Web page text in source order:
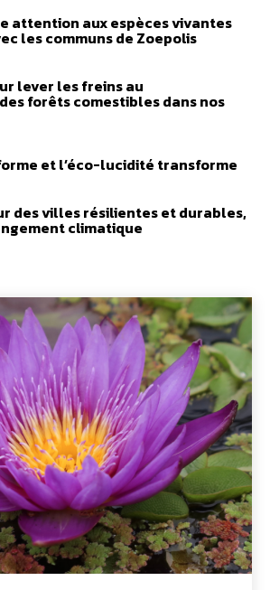
attention aux espèces vivantes
les communs de Zoepolis
lever les freins au
forêts comestibles dans nos
et l’éco-lucidité transforme
des villes résilientes et durables,
climatique